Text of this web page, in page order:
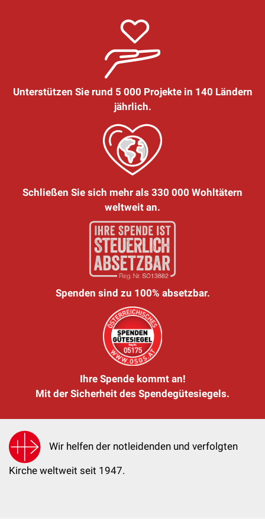
Unterstützen Sie rund 5 000 Projekte in 140 Ländern
jährlich.
Schließen Sie sich mehr als 330 000 Wohltätern
weltweit an.
Spenden sind zu 100% absetzbar.
Ihre Spende kommt an!
Mit der Sicherheit des Spendegütesiegels.
Wir helfen der notleidenden und verfolgten
Kirche weltweit seit 1947.